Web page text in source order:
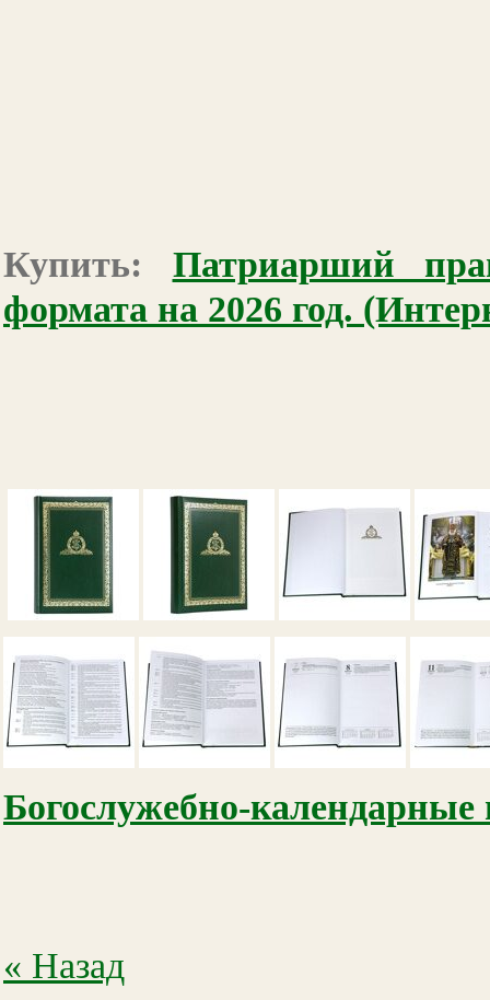
Купить: Патриарший
формата на 2026 год.
Богослужебно-календарные
« Назад